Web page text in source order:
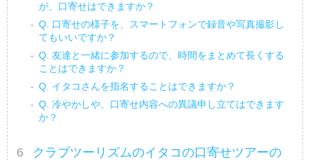
が、口寄せはできますか？
Q. 口寄せの様子を、スマートフォンで録音や写真撮影し
てもいいですか？
Q. 友達と一緒に参加するので、時間をまとめて長くする
ことはできますか？
Q. イタコさんを指名することはできますか？
Q. 冷やかしや、口寄せ内容への異議申し立てはできます
か？
クラブツーリズムのイタコの口寄せツアーの